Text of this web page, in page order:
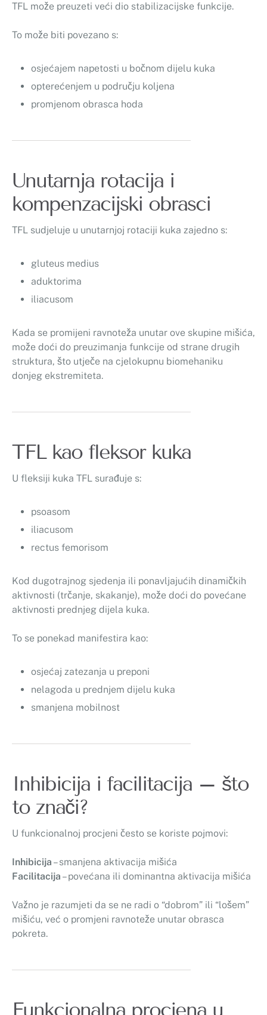
TFL može preuzeti veći dio stabilizacijske funkcije.
To može biti povezano s:
osjećajem napetosti u bočnom dijelu kuka
opterećenjem u području koljena
promjenom obrasca hoda
Unutarnja rotacija i
kompenzacijski obrasci
TFL sudjeluje u unutarnjoj rotaciji kuka zajedno s:
gluteus medius
aduktorima
iliacusom
Kada se promijeni ravnoteža unutar ove skupine mišića,
može doći do preuzimanja funkcije od strane drugih
struktura, što utječe na cjelokupnu biomehaniku
donjeg ekstremiteta.
TFL kao fleksor kuka
U fleksiji kuka TFL surađuje s:
psoasom
iliacusom
rectus femorisom
Kod dugotrajnog sjedenja ili ponavljajućih dinamičkih
aktivnosti (trčanje, skakanje), može doći do povećane
aktivnosti prednjeg dijela kuka.
To se ponekad manifestira kao:
osjećaj zatezanja u preponi
nelagoda u prednjem dijelu kuka
smanjena mobilnost
Inhibicija i facilitacija – što
to znači?
U funkcionalnoj procjeni često se koriste pojmovi:
Inhibicija – smanjena aktivacija mišića
Facilitacija – povećana ili dominantna aktivacija mišića
Važno je razumjeti da se ne radi o “dobrom” ili “lošem”
mišiću, već o promjeni ravnoteže unutar obrasca
pokreta.
Funkcionalna procjena u